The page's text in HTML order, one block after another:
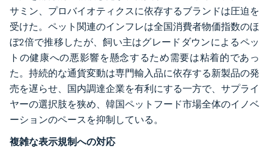
サミン、プロバイオティクスに依存するブランドは圧迫を
受けた。ペット関連のインフレは全国消費者物価指数のほ
ぼ2倍で推移したが、飼い主はグレードダウンによるペッ
トの健康への悪影響を懸念するため需要は粘着的であっ
た。持続的な通貨変動は専門輸入品に依存する新製品の発
売を遅らせ、国内調達企業を有利にする一方で、サプライ
ヤーの選択肢を狭め、韓国ペットフード市場全体のイノベ
ーションのペースを抑制している。
複雑な表示規制への対応